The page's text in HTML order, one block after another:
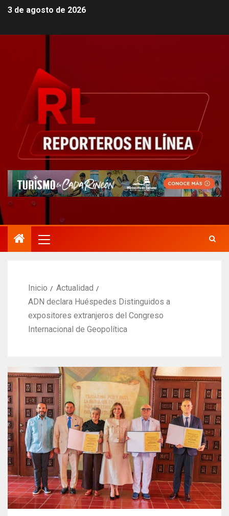
3 de agosto de 2026
Inicio
Actualidad
ADN declara Huéspedes Distinguidos a
expositores extranjeros del Congreso
Internacional de Geopolítica